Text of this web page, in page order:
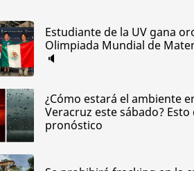
Estudiante de la UV gana
Olimpiada Mundial de
🔈
¿Cómo estará el ambiente
Veracruz este sábado? Esto
pronóstico